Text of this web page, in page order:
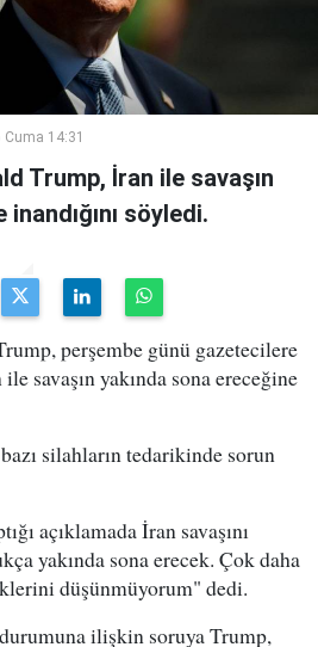
14:31
Trump, İran ile savaşın
söyledi.
perşembe günü gazetecilere
savaşın yakında sona ereceğine
silahların tedarikinde sorun
açıklamada İran savaşını
yakında sona erecek. Çok daha
düşünmüyorum" dedi.
ilişkin soruya Trump,